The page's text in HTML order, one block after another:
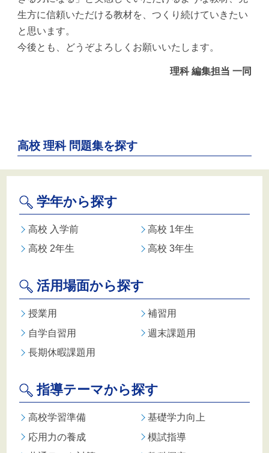
生方に信頼いただける教材を、つくり続けていきたい
と思います。
今後とも、どうぞよろしくお願いいたします。
理科 編集担当 一同
高校 理科 問題集を探す
学年から探す
高校 入学前
高校 1年生
高校 2年生
高校 3年生
活用場面から探す
授業用
補習用
自学自習用
週末課題用
長期休暇課題用
指導テーマから探す
高校学習準備
基礎学力向上
応用力の養成
模試指導